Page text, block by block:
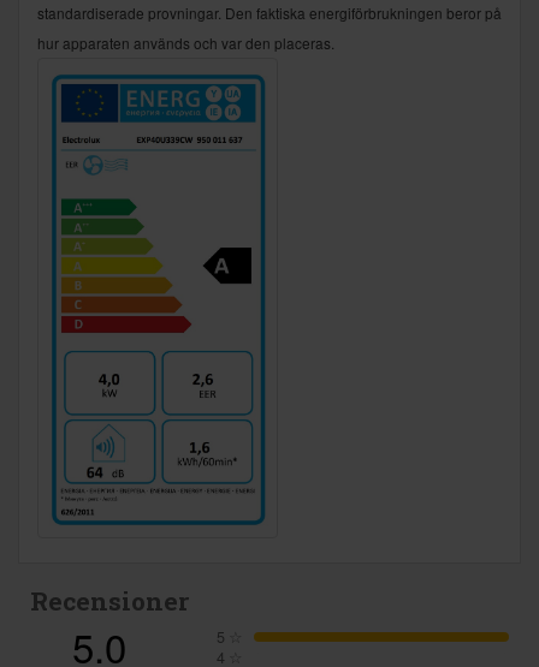
standardiserade provningar. Den faktiska energiförbrukningen beror på
hur apparaten används och var den placeras.
Recensioner
5.0 5
4